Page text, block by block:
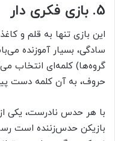
5. بازی فکری دار
این بازی تنها به قلم و
سادگی، بسیار آموزنده
گروه‌ها) کلمه‌ای انتخاب
حروف، به آن کلمه دست
با هر حدس نادرست، یکی
بازیکن حدس‌زننده است